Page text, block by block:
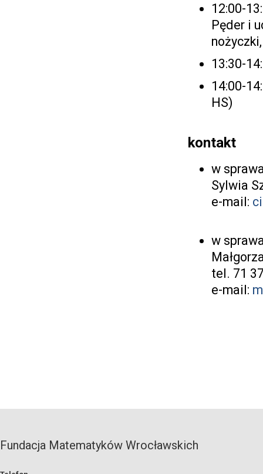
12:00-
Pęder i
13:30-
14:00-
HS)
kontakt
w
Sylwia
e-mail:
w
tel. 71
e-mail:
Fundacja Matematyków Wrocławskich